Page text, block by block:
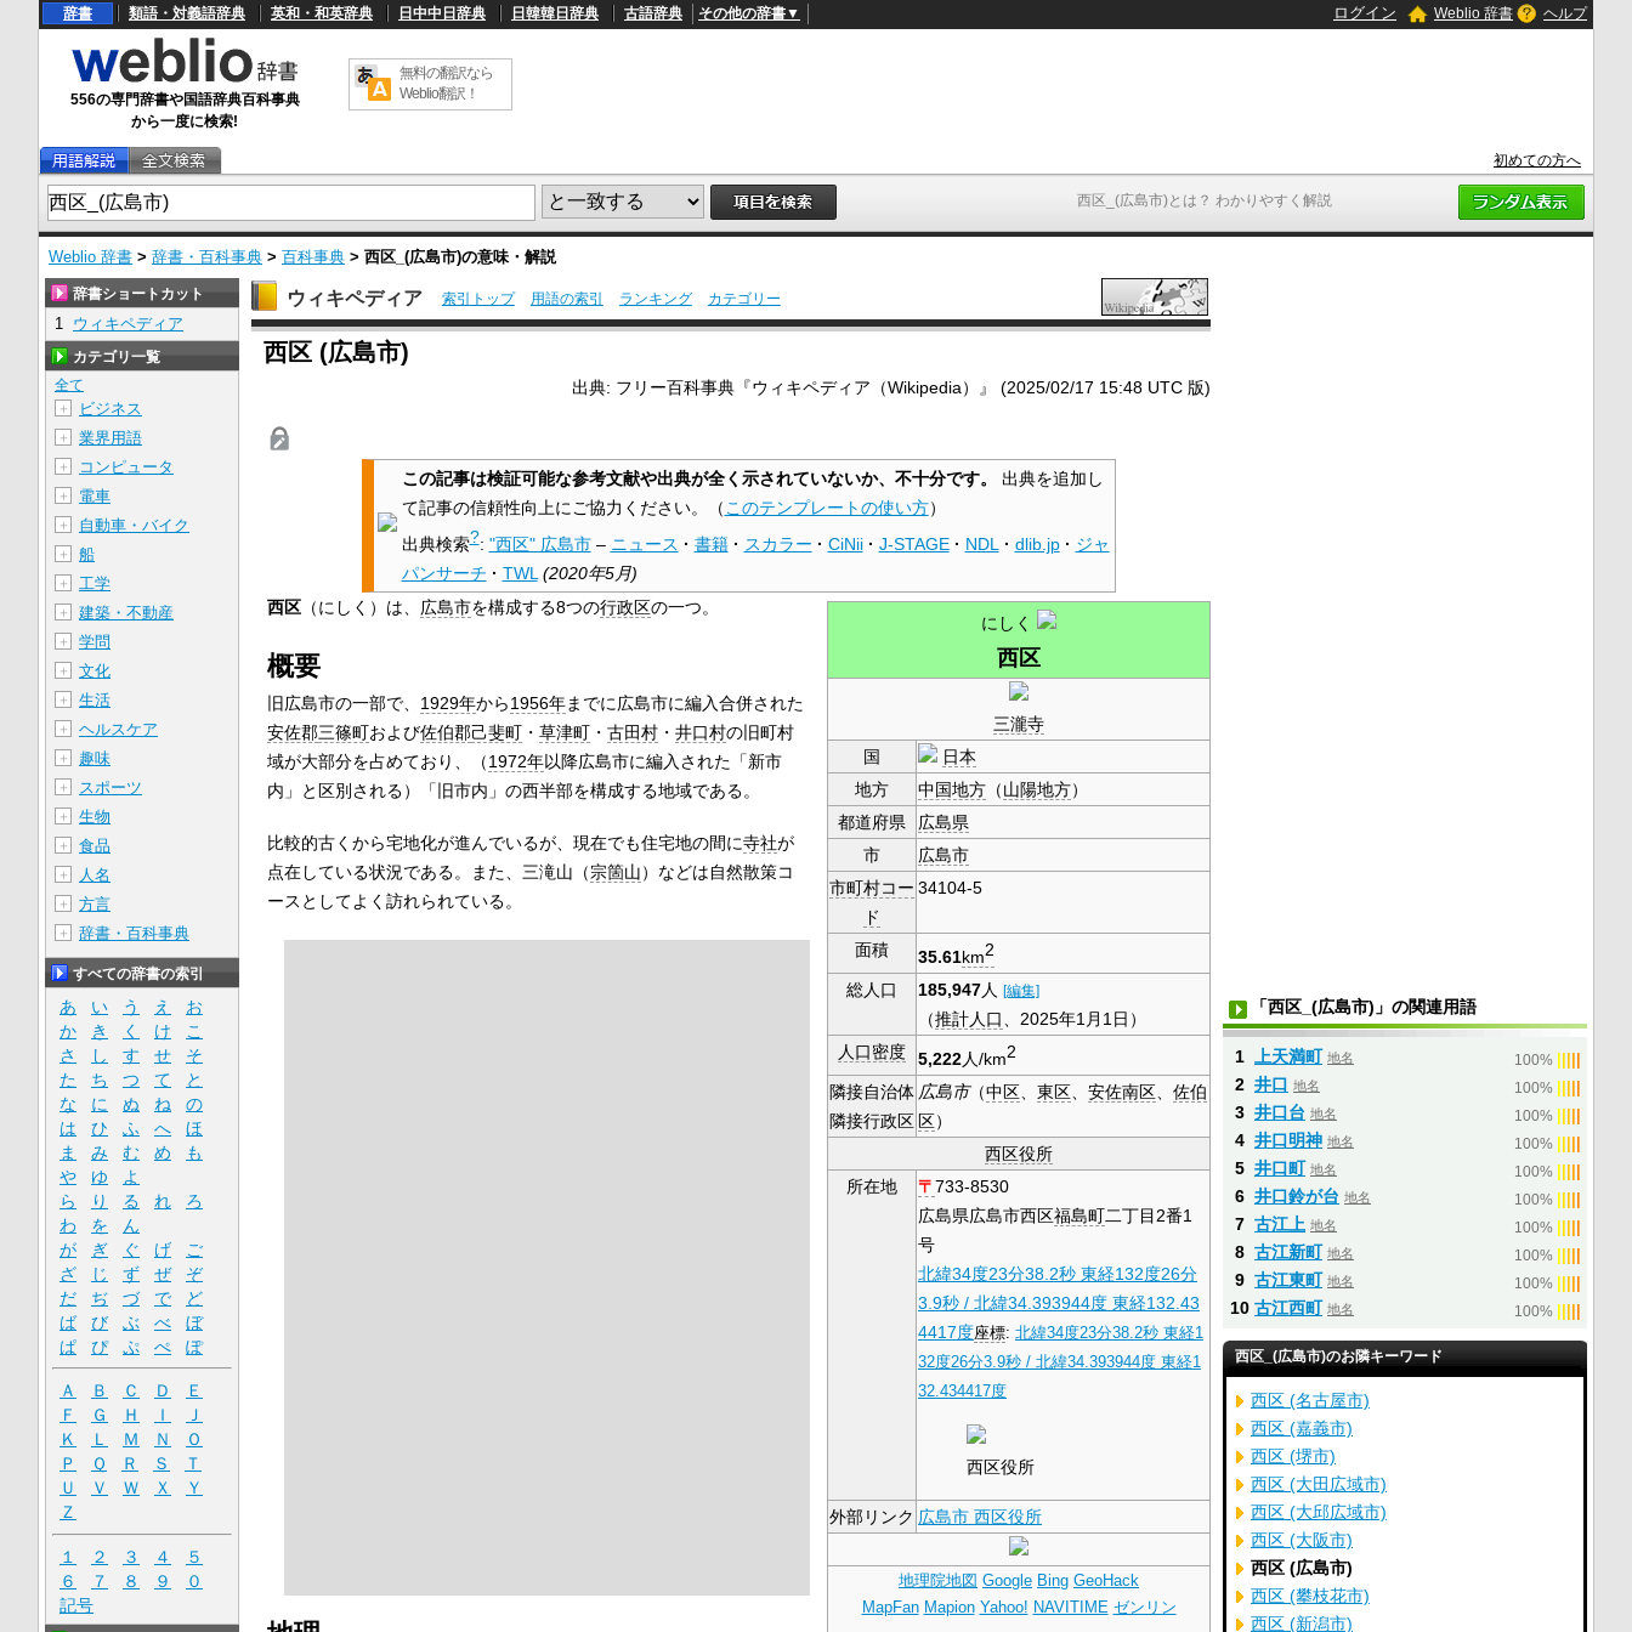
西区_(広島市)とは？ わかりやすく解説
辞書 類語・対義語辞典 英和・和英辞典 日中中日辞典 日韓韓日辞典 古語辞典 その他の辞書▼ ログイン Weblio 辞書 ヘルプ
556の専門辞書や国語辞典百科事典
から一度に検索!
無料の翻訳なら
Weblio翻訳！
初めての方へ
Weblio 辞書 > 辞書・百科事典 > 百科事典 > 西区_(広島市)の意味・解説
U
/
L
d
e
1
.
2
1
ウィキペディア 索引トップ 用語の索引 ランキング カテゴリー
西区 (広島市)
出典: フリー百科事典『ウィキペディア（Wikipedia）』 (2025/02/17 15:48 UTC 版)
この記事は検証可能な参考文献や出典が全く示されていないか、不十分です。
出典を追加し
て記事の信頼性向上にご協力ください。
（ このテンプレートの使い方）
出典検索?: "西区" 広島市– ニュース · 書籍 · スカラー · CiNii · J-STAGE · NDL · dlib.jp · ジャ
パンサーチ · TWL (2020年5月)
にしく
西区
三瀧寺
国
日本
地方
中国地方 （山陽地方）
都道府県
広島県
市
広島市
市町村コー
ド
34104-5
面積 35.61km2
総人口 185,947人 [編集]
（推計人口、2025年1月1日）
人口密度
5,222人/km2
隣接自治体
隣接行政区
広島市（中区、 東区、 安佐南区、 佐伯
区）
西区役所
所在地
〒733-8530
広島県広島市西区福島町二丁目2番1
号
北緯34度23分38.2秒 東経132度26分
3.9秒 / 北緯34.393944度 東経132.43
4417度座標: 北緯34度23分38.2秒 東経1
32度26分3.9秒 / 北緯34.393944度 東経1
32.434417度
西区役所
外部リンク 広島市 西区役所
地理院地図 Google Bing GeoHack
MapFan Mapion Yahoo! NAVITIME ゼンリン
西区（にしく）は、 広島市を構成する8つの行政区の一つ。
概要
旧広島市の一部で、 1929年から1956年までに広島市に編入合併された
安佐郡三篠町および佐伯郡己斐町・ 草津町・ 古田村・ 井口村の旧町村
域が大部分を占めており、（1972年以降広島市に編入された「新市
内」と区別される）「旧市内」の西半部を構成する地域である。
比較的古くから宅地化が進んでいるが、現在でも住宅地の間に寺社が
点在している状況である。また、三滝山（宗箇山）などは自然散策コ
ースとしてよく訪れられている。
辞書ショートカット
1 ウィキペディア
カテゴリ一覧
全て
＋
ビジネス
＋ 業界用語
＋ コンピュータ
＋ 電車
＋ 自動車・バイク
＋ 船
＋ 工学
＋ 建築・不動産
＋ 学問
＋ 文化
＋ 生活
＋ ヘルスケア
＋ 趣味
＋ スポーツ
＋ 生物
＋ 食品
＋ 人名
＋ 方言
＋ 辞書・百科事典
すべての辞書の索引
あ い う え
お
か
き く け
こ
さ
し す せ
そ
た
ち つ て
と
な
に ぬ ね
の
は
ひ ふ へ
ほ
ま
み む め
も
や
ゆ
よ
ら
り る れ
ろ
わ
を
ん
が
ぎ ぐ げ
ご
ざ
じ ず ぜ
ぞ
だ
ぢ づ で
ど
ば
び ぶ べ
ぼ
ぱ
ぴ ぷ ぺ ぽ
Ａ Ｂ Ｃ Ｄ
Ｅ
Ｆ
Ｇ Ｈ Ｉ
Ｊ
Ｋ
Ｌ Ｍ Ｎ
Ｏ
Ｐ
Ｑ Ｒ Ｓ
Ｔ
Ｕ
Ｖ Ｗ Ｘ
Ｙ
Ｚ
１ ２ ３ ４
５
６
７ ８ ９
０
記号
「西区_(広島市)」の関連用語
1 上天満町 地名 100%
2 井口 地名 100%
3 井口台 地名 100%
4 井口明神 地名 100%
5 井口町 地名 100%
6 井口鈴が台 地名 100%
7 古江上 地名 100%
8 古江新町 地名 100%
9 古江東町 地名 100%
10 古江西町 地名 100%
西区_(広島市)のお隣キーワード
西区 (名古屋市)
西区 (嘉義市)
西区 (堺市)
西区 (大田広域市)
西区 (大邱広域市)
西区 (大阪市)
西区 (広島市)
西区 (攀枝花市)
西区 (新潟市)